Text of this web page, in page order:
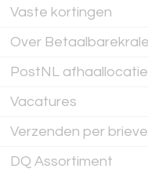
Vaste kortingen
Over
PostNL
Vacatures
Verzenden per
DQ Assortiment